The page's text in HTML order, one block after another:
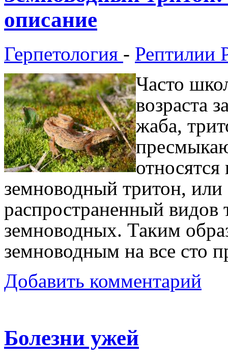
описание
Герпетология - Рептилии
Часто
возраста
жаба,
земноводный тритон,
распространенный видов
земноводных. Таким
земноводным на все сто
Добавить комментарий
Болезни ужей